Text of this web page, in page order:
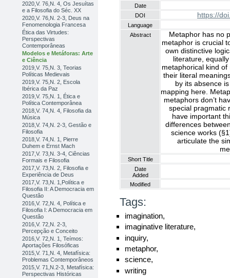
2020,V. 76,N. 4, Os Jesuítas
e a Filosofia do Séc. XX
2020,V. 76,N. 2-3, Deus na
Fenomenologia Francesa
Ética das Virtudes:
Perspectivas
Contemporâneas
Modelos e Metáforas: Arte
e Ciência
2019,V. 75,N. 3, Teorias
Políticas Medievais
2019,V. 75,N. 2, Escola
Ibérica da Paz
2019,V. 75,N. 1, Ética e
Política Contemporânea
2018,V. 74,N. 4, Filosofia da
Música
2018,V. 74,N. 2-3, Gestão e
Filosofia
2018,V. 74,N. 1, Pierre
Duhem e Ernst Mach
2017,V. 73,N. 3-4, Ciências
Formais e Filosofia
2017,V. 73,N. 2, Filosofia e
Experiência de Deus
2017,V. 73,N. 1,Política e
Filosofia II: A Democracia em
Questão
2016,V. 72,N. 4, Política e
Filosofia I: A Democracia em
Questão
2016,V. 72,N. 2-3,
Percepção e Conceito
2016,V. 72,N. 1, Teímos:
Aportações Filosóficas
2015,V. 71,N. 4, Metafísica:
Problemas Contemporâneos
2015,V. 71,N.2-3, Metafísica:
Perspectivas Históricas
Date
DOI
https://
Language
Abstract
Metaphor has no
metaphor is crucial
own distinctive
literature,
metaphorical kind
their literal
by its absence
mapping here.
metaphors don’t
special pragmatic
have important
differences
science works
articulate the
Short Title
Date
Added
Modified
Tags:
imagination,
imaginative literature,
inquiry,
metaphor,
science,
writing